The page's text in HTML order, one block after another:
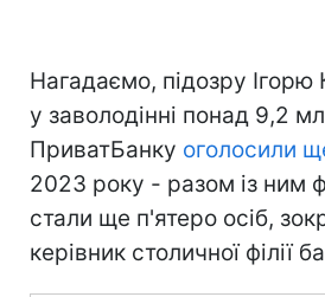
Нагадаємо, підозру
у заволодінні понад 9,2
ПриватБанку оголосили
2023 року - разом із ним
стали ще п'ятеро осіб,
керівник столичної філії